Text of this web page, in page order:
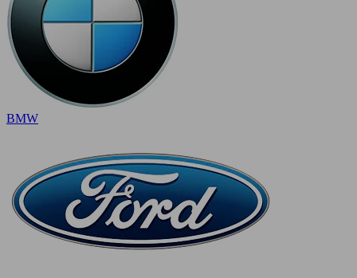
BMW